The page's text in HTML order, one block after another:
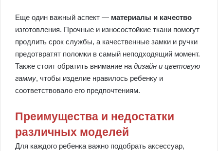
Еще один важный аспект — материалы и качество
изготовления. Прочные и износостойкие ткани помогут
продлить срок службы, а качественные замки и ручки
предотвратят поломки в самый неподходящий момент.
Также стоит обратить внимание надизайн и цветовую
гамму, чтобы изделие нравилось ребенку и
соответствовало его предпочтениям.
Преимущества и недостатки
различных моделей
Для каждого ребенка важно подобрать аксессуар,